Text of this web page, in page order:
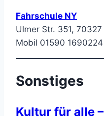
Fahrschule NY
Ulmer Str. 351,
Mobil 01590 1690224
Sonstiges
Kultur für alle